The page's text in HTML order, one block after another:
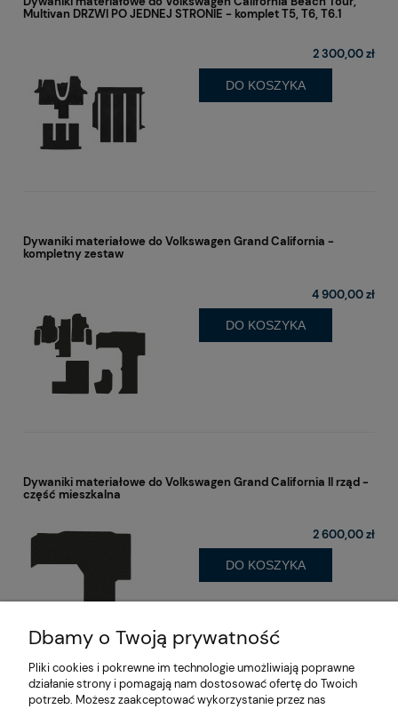
Multivan DRZWI PO JEDNEJ STRONIE - komplet T5, T6, T6.1
2 300,00 zł
DO KOSZYKA
Dywaniki materiałowe do Volkswagen Grand California -
kompletny zestaw
4 900,00 zł
DO KOSZYKA
Dywaniki materiałowe do Volkswagen Grand California II rząd -
część mieszkalna
2 600,00 zł
DO KOSZYKA
Dbamy o Twoją prywatność
Pliki cookies i pokrewne im technologie umożliwiają poprawne
działanie strony i pomagają nam dostosować ofertę do Twoich
potrzeb. Możesz zaakceptować wykorzystanie przez nas